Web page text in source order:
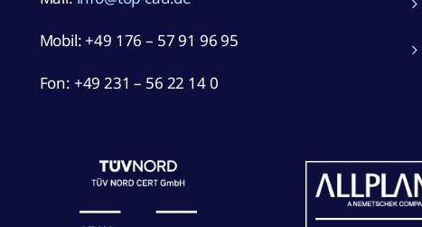
Mobil: +49 176 – 57 91 96 95
Fon: +49 231 – 56 22 14 0